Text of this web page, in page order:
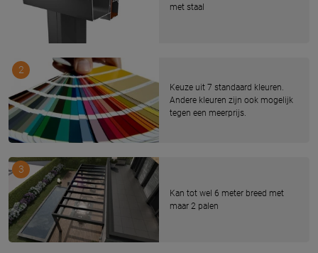
met staal
Keuze uit 7 standaard kleuren.
Andere kleuren zijn ook mogelijk
tegen een meerprijs.
2
Kan tot wel 6 meter breed met
maar 2 palen
3